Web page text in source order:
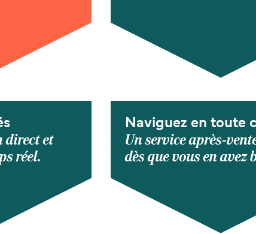
direct et
réel.
Naviguez en toute
Un service après-
dès que vous en avez